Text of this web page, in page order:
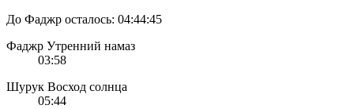
До Фаджр осталось: 04:44:45
Фаджр Утренний намаз
03:58
Шурук Восход солнца
05:44